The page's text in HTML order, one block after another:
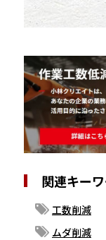
関連キー
工数削減
ムダ削減